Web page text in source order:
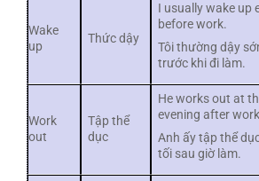
Wake
up
Thức dậy
I usually wake up
before work.
Tôi thường dậy
trước khi đi làm.
Work
out
Tập thể
dục
He works out at
evening after
Anh ấy tập thể
tối sau giờ làm.